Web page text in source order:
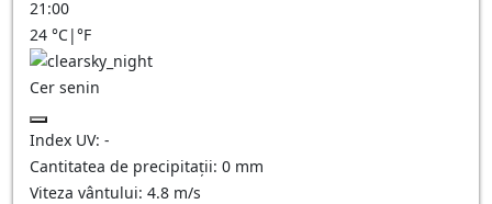
21:00
24 °C|°F
Cer senin
Index UV: -
Cantitatea de precipitații: 0 mm
Viteza vântului: 4.8 m/s